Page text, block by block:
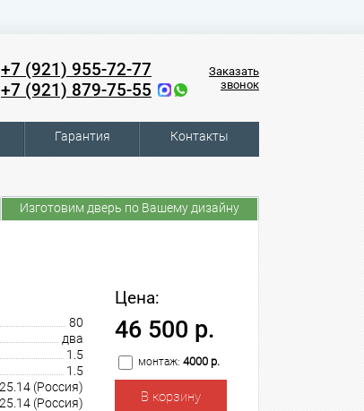
+7 (921) 955-72-77
+7 (921) 879-75-55
Заказать
звонок
Гарантия Контакты
Изготовим дверь по Вашему дизайну
80
два
1.5
1.5
(Россия)
(Россия)
Цена:
46 500 р.
монтаж: 4000 р.